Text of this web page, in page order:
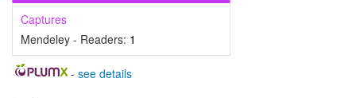
Captures
Mendeley - Readers: 1
- see details